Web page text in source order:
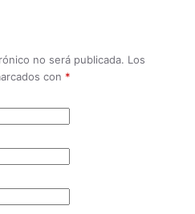
no será publicada. Los
con *